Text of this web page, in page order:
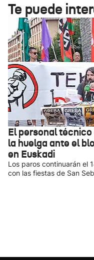
Te puede
El personal
la huelga ante el
en Euskadi
Los paros continuarán el
con las fiestas de San